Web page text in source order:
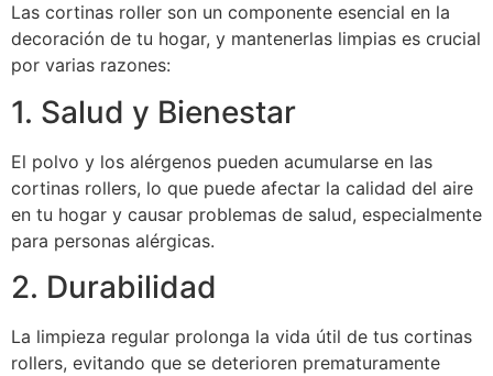
Las cortinas roller son un componente esencial en la
decoración de tu hogar, y mantenerlas limpias es crucial
por varias razones:
1. Salud y Bienestar
El polvo y los alérgenos pueden acumularse en las
cortinas rollers, lo que puede afectar la calidad del aire
en tu hogar y causar problemas de salud, especialmente
para personas alérgicas.
2. Durabilidad
La limpieza regular prolonga la vida útil de tus cortinas
rollers, evitando que se deterioren prematuramente